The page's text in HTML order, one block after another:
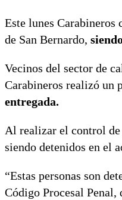
Este lunes
de San Bernardo,
Vecinos del sector de
Carabineros realizó un
entregada.
Al realizar el control de
siendo detenidos en el
“Estas personas son
Código Procesal Penal,